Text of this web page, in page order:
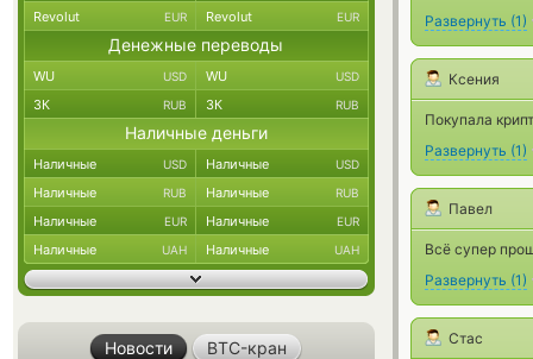
Развернуть (1)
Ксения
Покупала
Развернуть (1)
Павел
Всё супер
Развернуть (1)
Стас
Revolut EUR Revolut EUR
Денежные переводы
WU USD WU USD
ЗК RUB ЗК RUB
Наличные деньги
Наличные USD Наличные USD
Наличные RUB Наличные RUB
Наличные EUR Наличные EUR
Наличные UAH Наличные UAH
Новости BTC-кран